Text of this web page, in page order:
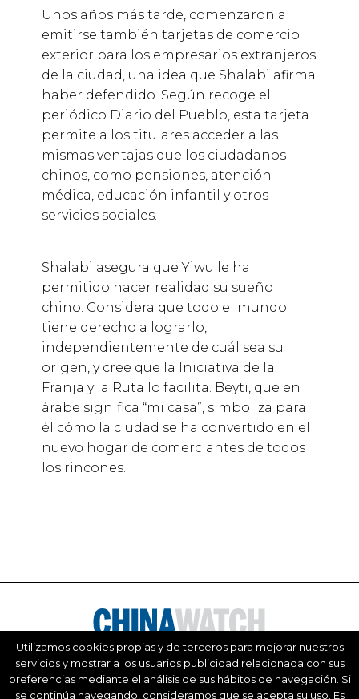
Unos años más tarde, comenzaron a
emitirse también tarjetas de comercio
exterior para los empresarios extranjeros
de la ciudad, una idea que Shalabi afirma
haber defendido. Según recoge el
periódico Diario del Pueblo, esta tarjeta
permite a los titulares acceder a las
mismas ventajas que los ciudadanos
chinos, como pensiones, atención
médica, educación infantil y otros
servicios sociales.
Shalabi asegura que Yiwu le ha
permitido hacer realidad su sueño
chino. Considera que todo el mundo
tiene derecho a lograrlo,
independientemente de cuál sea su
origen, y cree que la Iniciativa de la
Franja y la Ruta lo facilita. Beyti, que en
árabe significa “mi casa”, simboliza para
él cómo la ciudad se ha convertido en el
nuevo hogar de comerciantes de todos
los rincones.
Este website está editado por el diario China Daily de la República Popular
China, que asume toda la responsabilidad sobre sus contenidos
Utilizamos cookies propias y de terceros para mejorar nuestros
servicios y mostrar a los usuarios publicidad relacionada con sus
preferencias mediante el análisis de sus hábitos de navegación. Si
se continúa navegando, consideramos que se acepta su uso. Es